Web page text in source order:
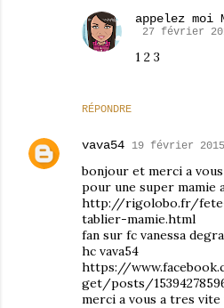
RÉPONDRE
appelez moi
27 février
1 2 3
vava54 19 février
bonjour et merci a
pour une super mamie
http://rigolobo.fr/
tablier-mamie.html
fan sur fc vanessa
hc vava54
https://
get/posts/
merci a vous a tres vite